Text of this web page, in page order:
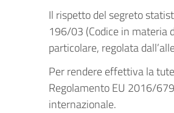
Il rispetto del segreto
196/03 (Codice in materia
particolare, regolata
Per rendere effettiva la
Regolamento EU 2016/
internazionale.